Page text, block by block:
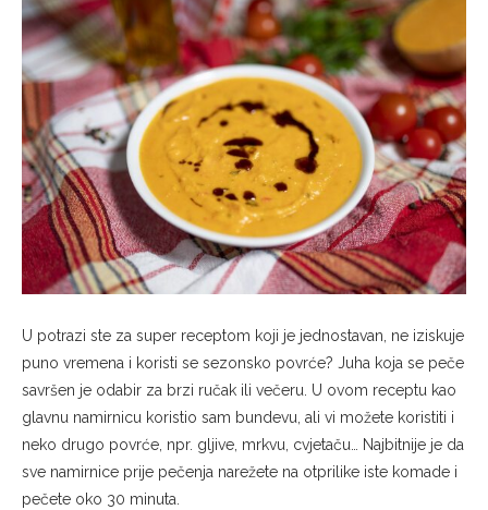
U potrazi ste za super receptom koji je jednostavan, ne iziskuje
puno vremena i koristi se sezonsko povrće? Juha koja se peče
savršen je odabir za brzi ručak ili večeru. U ovom receptu kao
glavnu namirnicu koristio sam bundevu, ali vi možete koristiti i
neko drugo povrće, npr. gljive, mrkvu, cvjetaču… Najbitnije je da
sve namirnice prije pečenja narežete na otprilike iste komade i
pečete oko 30 minuta.